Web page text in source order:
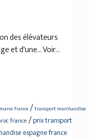
des élévateurs
et d'une... Voir...
france/transport marchandise
france /prix transport
espagne france